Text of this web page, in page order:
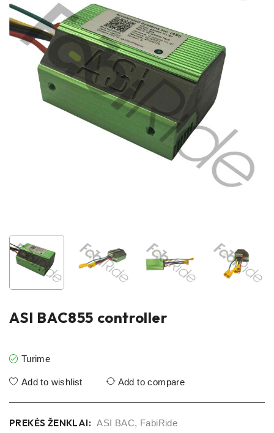
ASI BAC855 controller
Turime
Add to wishlist Add to compare
PREKĖS ŽENKLAI: ASI BAC, FabiRide